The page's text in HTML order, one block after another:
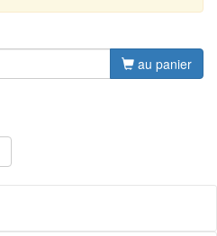
au panier